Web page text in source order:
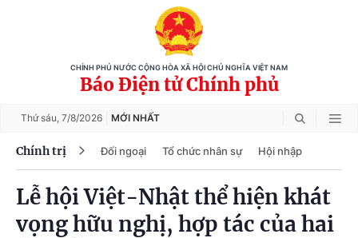
CHÍNH PHỦ NƯỚC CỘNG HÒA XÃ HỘI CHỦ NGHĨA VIỆT NAM
Báo Điện tử Chính phủ
Thứ sáu, 7/8/2026 MỚI NHẤT
Chính trị Đối ngoại Tổ chức nhân sự Hội nhập
Lễ hội Việt-Nhật thể hiện khát
vọng hữu nghị, hợp tác của hai